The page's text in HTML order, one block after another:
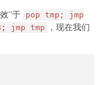
”于 pop tmp; jmp
jmp tmp
，现在我们